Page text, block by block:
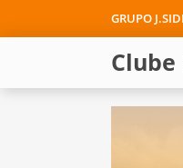
GRUPO
Clube